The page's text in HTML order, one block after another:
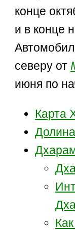
конце
и в конце
северу от
июня по
Карта